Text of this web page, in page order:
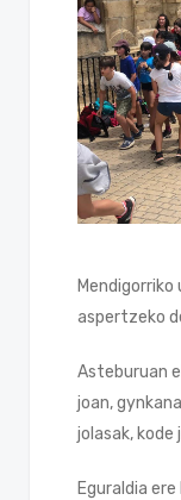
aspertzeko
Asteburuan
joan,
jolasak, kode
Eguraldia